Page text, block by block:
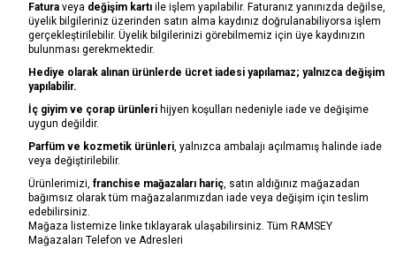
Fatura veya değişim kartı ile işlem yapılabilir. Faturanız yanınızda değilse,
üyelik bilgileriniz üzerinden satın alma kaydınız doğrulanabiliyorsa işlem
gerçekleştirilebilir. Üyelik bilgilerinizi görebilmemiz için üye kaydınızın
bulunması gerekmektedir.
Hediye olarak alınan ürünlerde ücret iadesi yapılamaz; yalnızca değişim
yapılabilir.
İç giyim ve çorap ürünleri hijyen koşulları nedeniyle iade ve değişime
uygun değildir.
Parfüm ve kozmetik ürünleri, yalnızca ambalajı açılmamış halinde iade
veya değiştirilebilir.
Ürünlerimizi, franchise mağazaları hariç, satın aldığınız mağazadan
bağımsız olarak tüm mağazalarımızdan iade veya değişim için teslim
edebilirsiniz.
Mağaza listemize linke tıklayarak ulaşabilirsiniz. Tüm RAMSEY
Mağazaları Telefon ve Adresleri